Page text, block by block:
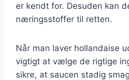
er kendt for. Desuden kan
næringsstoffer til retten.
Når man laver hollandaise
vigtigt at vælge de rigtige
sikre, at saucen stadig